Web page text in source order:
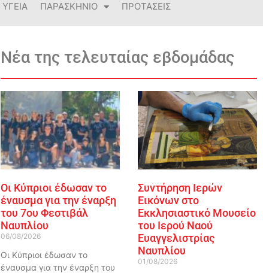
ΥΓΕΙΑ ΠΑΡΑΣΚΗΝΙΟ ΠΡΟΤΑΣΕΙΣ
Νέα της τελευταίας εβδομάδας
Οι Κύπριοι έδωσαν το
έναυσμα για την έναρξη
του 7ου Φεστιβάλ
Ναυπλίου
06/08/2026
Οι Κύπριοι έδωσαν το
έναυσμα για την έναρξη του
Συντήρηση Ιερών
Εικόνων στο
Εκκλησιαστικό Μουσείο
του Ιερού Ναού
Ευαγγελιστρίας
Ναυπλίου
01/08/2026